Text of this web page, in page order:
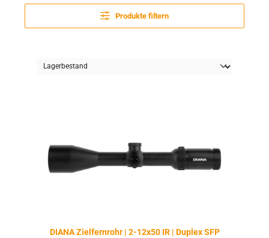
Produkte filtern
DIANA Zielfernrohr | 2-12x50 IR | Duplex SFP